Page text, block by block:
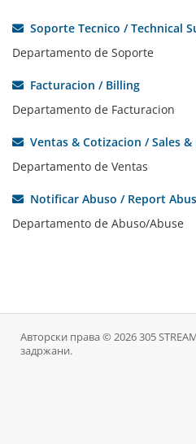
Soporte Tecnico / Technical
Departamento de Soporte
Facturacion / Billing
Departamento de Facturacion
Ventas & Cotizacion / Sales
Departamento de Ventas
Notificar Abuso / Report
Departamento de Abuso/Abuse
Авторски права © 2026 305
задржани.